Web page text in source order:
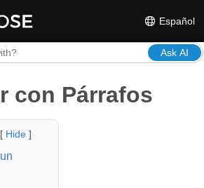
Español
Ask AI
con Párrafos
[ Hide]